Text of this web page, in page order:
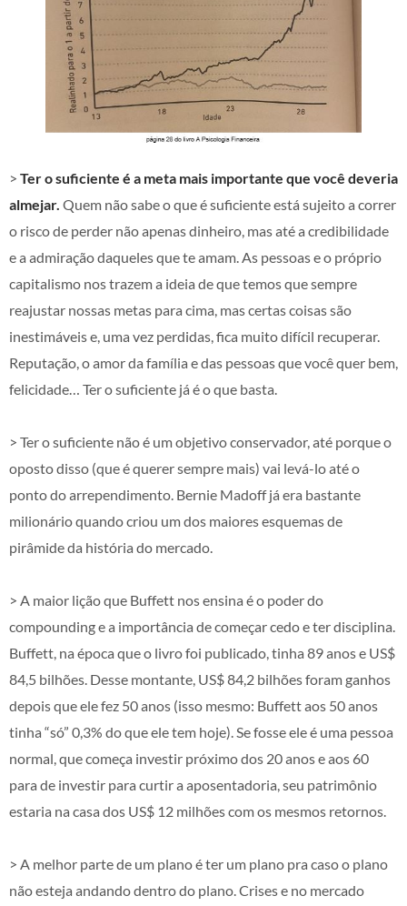
> Ter o suficiente é a meta mais importante que você deveria
almejar. Quem não sabe o que é suficiente está sujeito a correr
o risco de perder não apenas dinheiro, mas até a credibilidade
e a admiração daqueles que te amam. As pessoas e o próprio
capitalismo nos trazem a ideia de que temos que sempre
reajustar nossas metas para cima, mas certas coisas são
inestimáveis e, uma vez perdidas, fica muito difícil recuperar.
Reputação, o amor da família e das pessoas que você quer bem,
felicidade… Ter o suficiente já é o que basta.
> Ter o suficiente não é um objetivo conservador, até porque o
oposto disso (que é querer sempre mais) vai levá-lo até o
ponto do arrependimento. Bernie Madoff já era bastante
milionário quando criou um dos maiores esquemas de
pirâmide da história do mercado.
> A maior lição que Buffett nos ensina é o poder do
compounding e a importância de começar cedo e ter disciplina.
Buffett, na época que o livro foi publicado, tinha 89 anos e US$
84,5 bilhões. Desse montante, US$ 84,2 bilhões foram ganhos
depois que ele fez 50 anos (isso mesmo: Buffett aos 50 anos
tinha “só” 0,3% do que ele tem hoje). Se fosse ele é uma pessoa
normal, que começa investir próximo dos 20 anos e aos 60
para de investir para curtir a aposentadoria, seu patrimônio
estaria na casa dos US$ 12 milhões com os mesmos retornos.
> A melhor parte de um plano é ter um plano pra caso o plano
não esteja andando dentro do plano. Crises e no mercado